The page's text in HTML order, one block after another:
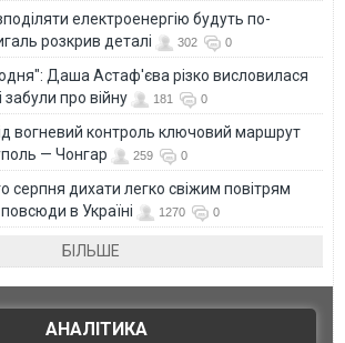
електроенергію будуть по-
розкрив деталі
302 0
Даша Астаф'єва різко висловилася
забули про війну
181 0
вогневий контроль ключовий маршрут
— Чонгар
259 0
серпня дихати легко свіжим повітрям
в Україні
1270 0
БІЛЬШЕ
АНАЛІТИКА